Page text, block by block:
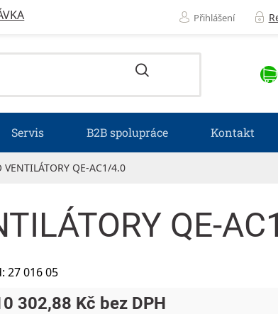
Přihlášení
Servis B2B spolupráce Kontakt
QE-AC1/4.0
QE-
302,88 Kč
27 016 05